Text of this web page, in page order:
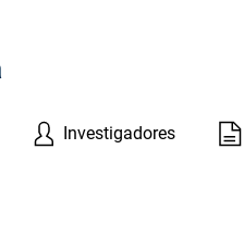
Investigadores